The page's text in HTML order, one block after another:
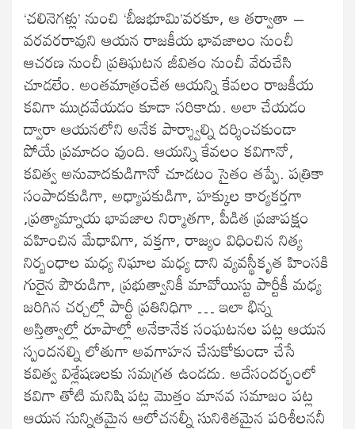
‘చలినెగళ్లు’ నుంచి ‘బీజభూమి’వరకూ, ఆ తర్వాతా –
వరవరరావుని ఆయన రాజకీయ భావజాలం నుంచీ
ఆచరణ నుంచీ ప్రతిఘటన జీవితం నుంచీ వేరుచేసి
చూడలేం. అంతమాత్రంచేత ఆయన్ని కేవలం రాజకీయ
కవిగా ముద్రవేయడం కూడా సరికాదు. అలా చేయడం
ద్వారా ఆయనలోని అనేక పార్శ్వాల్ని దర్శించకుండా
పోయే ప్రమాదం వుంది. ఆయన్ని కేవలం కవిగానో,
కవిత్వ అనువాదకుడిగానో చూడటం సైతం తప్పే. పత్రికా
సంపాదకుడిగా, అధ్యాపకుడిగా, హక్కుల కార్యకర్తగా
,ప్రత్యామ్నాయ భావజాల నిర్మాతగా, పీడిత ప్రజాపక్షం
వహించిన మేధావిగా, వక్తగా, రాజ్యం విధించిన నిత్య
నిర్బంధాల మధ్య నిఘాల మధ్య దాని వ్యవస్థీకృత హింసకి
గురైన పౌరుడిగా, ప్రభుత్వానికీ మావోయిస్టు పార్టీకీ మధ్య
జరిగిన చర్చల్లో పార్టీ ప్రతినిధిగా … ఇలా భిన్న
అస్తిత్వాల్లో రూపాల్లో అనేకానేక సంఘటనల పట్ల ఆయన
స్పందనల్ని లోతుగా అవగాహన చేసుకోకుండా చేసే
కవిత్వ విశ్లేషణలకు సమగ్రత ఉండదు. అదేసందర్భంలో
కవిగా తోటి మనిషి పట్ల మొత్తం మానవ సమాజం పట్ల
ఆయన సున్నితమైన ఆలోచనల్నీ సునిశితమైన పరిశీలననీ